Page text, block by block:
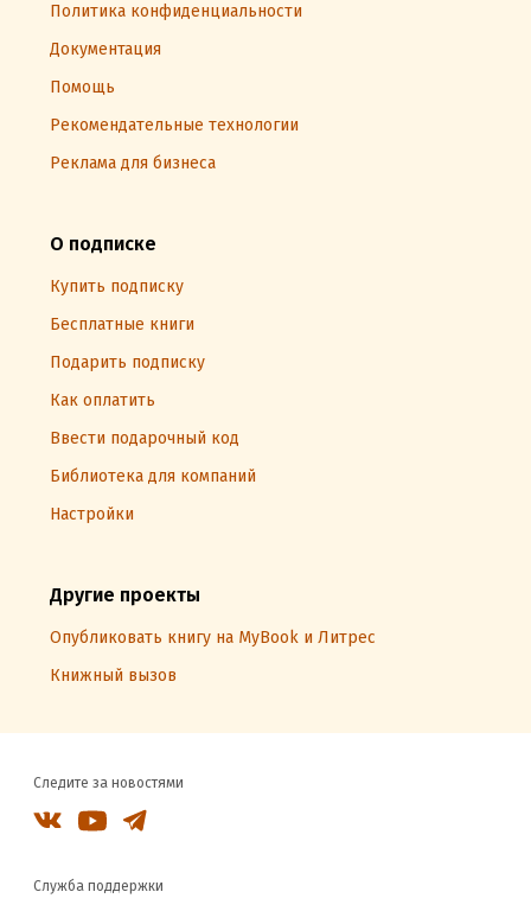
Политика конфиденциальности
Документация
Помощь
Рекомендательные технологии
Реклама для бизнеса
О подписке
Купить подписку
Бесплатные книги
Подарить подписку
Как оплатить
Ввести подарочный код
Библиотека для компаний
Настройки
Другие проекты
Опубликовать книгу на MyBook и Литрес
Книжный вызов
Следите за новостями
Служба поддержки